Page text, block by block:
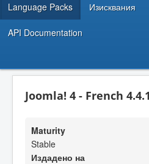
Language Packs Изисквания
API Documentation
Joomla! 4 - French
Maturity
Stable
Издадено на